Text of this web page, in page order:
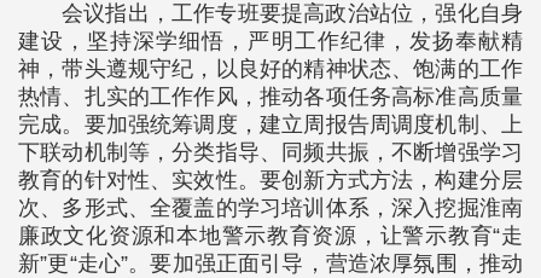
会议指出，工作专班要提高政治站位，强化自身
建设，坚持深学细悟，严明工作纪律，发扬奉献精
神，带头遵规守纪，以良好的精神状态、饱满的工作
热情、扎实的工作作风，推动各项任务高标准高质量
完成。要加强统筹调度，建立周报告周调度机制、上
下联动机制等，分类指导、同频共振，不断增强学习
教育的针对性、实效性。要创新方式方法，构建分层
次、多形式、全覆盖的学习培训体系，深入挖掘淮南
廉政文化资源和本地警示教育资源，让警示教育“走
新”更“走心”。要加强正面引导，营造浓厚氛围，推动